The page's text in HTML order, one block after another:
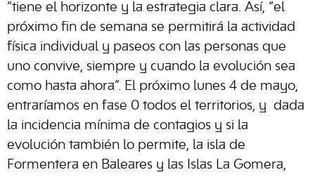
“tiene el horizonte y la estrategia clara. Así, “el
próximo fin de semana se permitirá la actividad
física individual y paseos con las personas que
uno convive, siempre y cuando la evolución sea
como hasta ahora”. El próximo lunes 4 de mayo,
entraríamos en fase 0 todos el territorios, y dada
la incidencia mínima de contagios y si la
evolución también lo permite, la isla de
Formentera en Baleares y las Islas La Gomera,